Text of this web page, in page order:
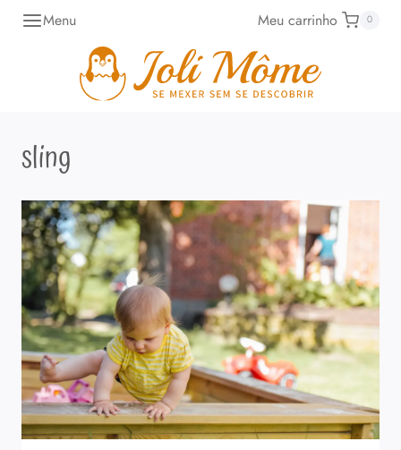
Pular Menu Meu carrinho 0
sling